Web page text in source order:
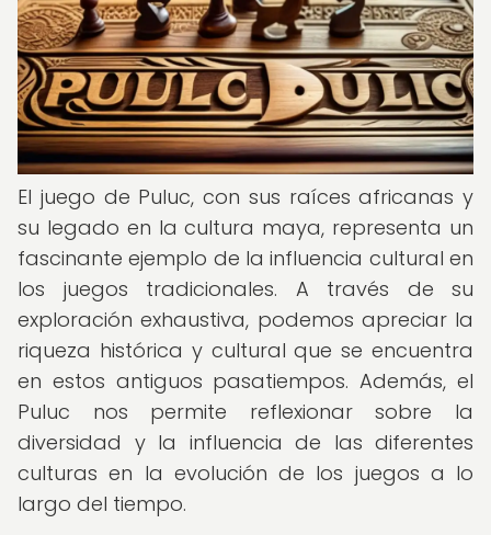
El juego de Puluc, con sus raíces africanas y
su legado en la cultura maya, representa un
fascinante ejemplo de la influencia cultural en
los juegos tradicionales. A través de su
exploración exhaustiva, podemos apreciar la
riqueza histórica y cultural que se encuentra
en estos antiguos pasatiempos. Además, el
Puluc nos permite reflexionar sobre la
diversidad y la influencia de las diferentes
culturas en la evolución de los juegos a lo
largo del tiempo.